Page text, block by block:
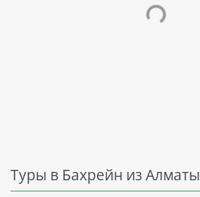
Туры в Бахрейн из Алматы